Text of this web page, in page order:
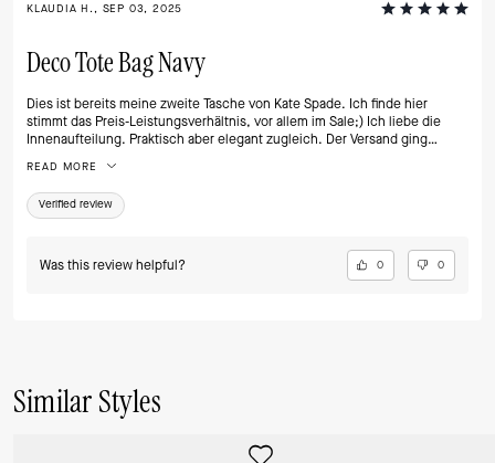
KLAUDIA H., SEP 03, 2025
Deco Tote Bag Navy
Dies ist bereits meine zweite Tasche von Kate Spade. Ich finde hier
stimmt das Preis-Leistungsverhältnis, vor allem im Sale;) Ich liebe die
Innenaufteilung. Praktisch aber elegant zugleich. Der Versand ging
sicher, dass dies nicht meine letzte Bestellung bei Kate Spade war:)
READ MORE
Verified review
Was this review helpful? 0 0
Similar Styles